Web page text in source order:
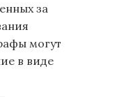
за
могут
в виде